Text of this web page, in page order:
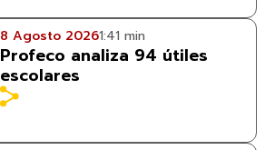
8 Agosto 20261:41 min
Profeco analiza 94 útiles
escolares